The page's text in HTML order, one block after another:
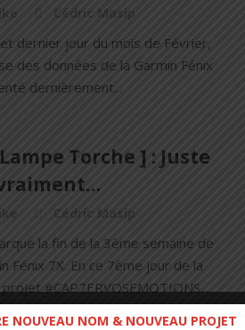
Cédric Masip
dernier jour du mois de Février,
des données de la Garmin Fénix
dernièrement...
Torche ] : Juste
Cédric Masip
la fin de la 3ème semaine de
Fénix 7X. En ce 7ème jour de la
#CAP7ERVOSEMOTIONS...
NOUVEAU NOM & NOUVEAU PROJET